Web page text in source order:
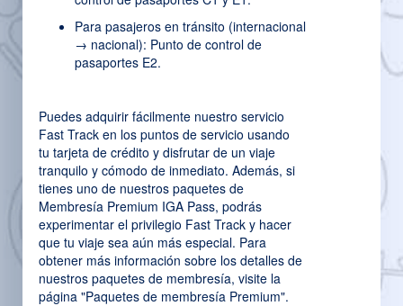
Para pasajeros en tránsito (internacional
→ nacional): Punto de control de
pasaportes E2.
Puedes adquirir fácilmente nuestro servicio
Fast Track en los puntos de servicio usando
tu tarjeta de crédito y disfrutar de un viaje
tranquilo y cómodo de inmediato. Además, si
tienes uno de nuestros paquetes de
Membresía Premium IGA Pass, podrás
experimentar el privilegio Fast Track y hacer
que tu viaje sea aún más especial. Para
obtener más información sobre los detalles de
nuestros paquetes de membresía, visite la
página "Paquetes de membresía Premium".